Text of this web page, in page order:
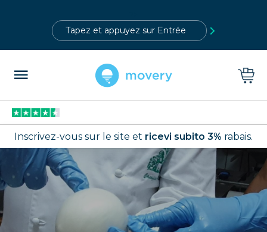
Inscrivez-vous sur le site et ricevi subito 3% rabais.